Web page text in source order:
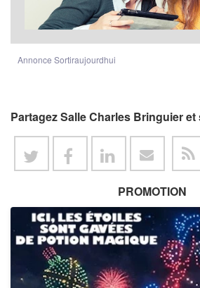
Annonce Sortiraujourdhui
Partagez Salle Charles Bringuier
PROMOTION